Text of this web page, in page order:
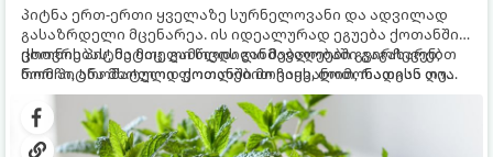
პიტნა ერთ-ერთი ყველაზე სურნელოვანი და ადვილად
გასაზრდელი მცენარეა. ის იდეალურად ეგუება ქოთანში
ცხოვრებას, მეტიც, გამოცდილი მებაღეები გვირჩევენ,
რომ პიტნა მხოლოდ ქოთანში მოვიყვანოთ, რადგან ღია
გრუნტში (ბაღში) დარგვისას ის ფესვებით ძალიან
სწრაფად ვრცელდება და სხვა მცენარეებს ავიწროებს.
ქოთნის პიტნა მთელი წლის განმავლობაში გაგახარებთ
ნორჩი, არომატული ფოთლებით ჩაის, ლიმონათისა თუ
კერძებისთვის.